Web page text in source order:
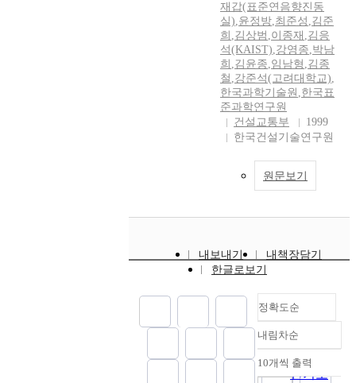
재갑(표준연음향진동
실),윤정방,최준성 ,김준
희 ,김상범 ,이종재 ,김응
석(KAIST),강영종,박남
희 ,김윤종,임남형 ,김종
철 ,강준석(고려대학교),
한국과학기술원 ,한국표
준과학연구원
건설교통부
1999
한국건설기술연구원
원문보기
내보내기
내책장담기
한글로보기
정확도순
정확도
순
인기도
내림차순
내림차순
10개씩 출력